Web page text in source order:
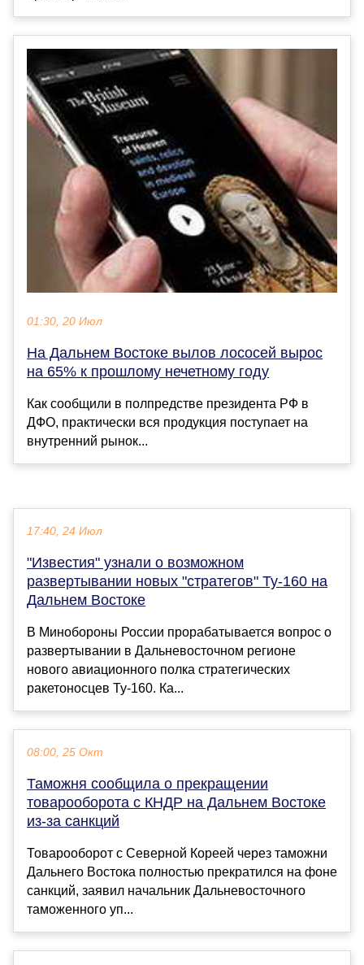
01:30, 20 Июл
На Дальнем Востоке вылов лососей вырос
на 65% к прошлому нечетному году
Как сообщили в полпредстве президента РФ в
ДФО, практически вся продукция поступает на
внутренний рынок...
17:40, 24 Июл
"Известия" узнали о возможном
развертывании новых "стратегов" Ту-160 на
Дальнем Востоке
В Минобороны России прорабатывается вопрос о
развертывании в Дальневосточном регионе
нового авиационного полка стратегических
ракетоносцев Ту-160. Ка...
08:00, 25 Окт
Таможня сообщила о прекращении
товарооборота с КНДР на Дальнем Востоке
из-за санкций
Товарооборот с Северной Кореей через таможни
Дальнего Востока полностью прекратился на фоне
санкций, заявил начальник Дальневосточного
таможенного уп...